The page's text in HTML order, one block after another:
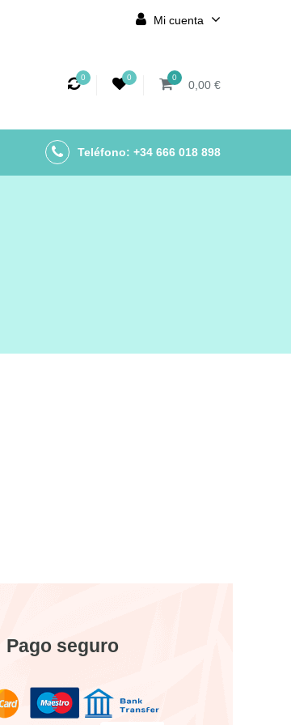
Mi cuenta
0 0 0
0,00 €
Teléfono: +34 666 018 898
Pago seguro